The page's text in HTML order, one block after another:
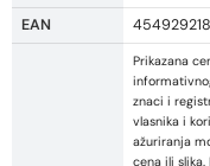
EAN
Prikazana
znaci i
vlasnika i
ažuriranja
cena ili